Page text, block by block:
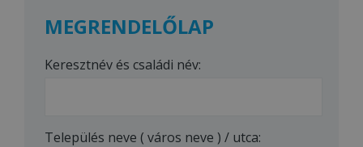
MEGRENDELŐLAP
Keresztnév és családi név:
Település neve ( város neve ) / utca: